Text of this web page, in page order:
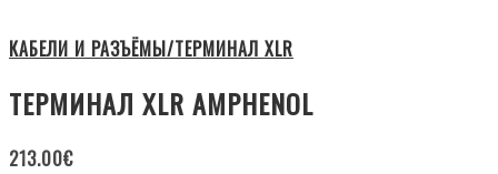
КАБЕЛИ И РАЗЪЁМЫ/ТЕРМИНАЛ XLR
ТЕРМИНАЛ XLR AMPHENOL
213.00€